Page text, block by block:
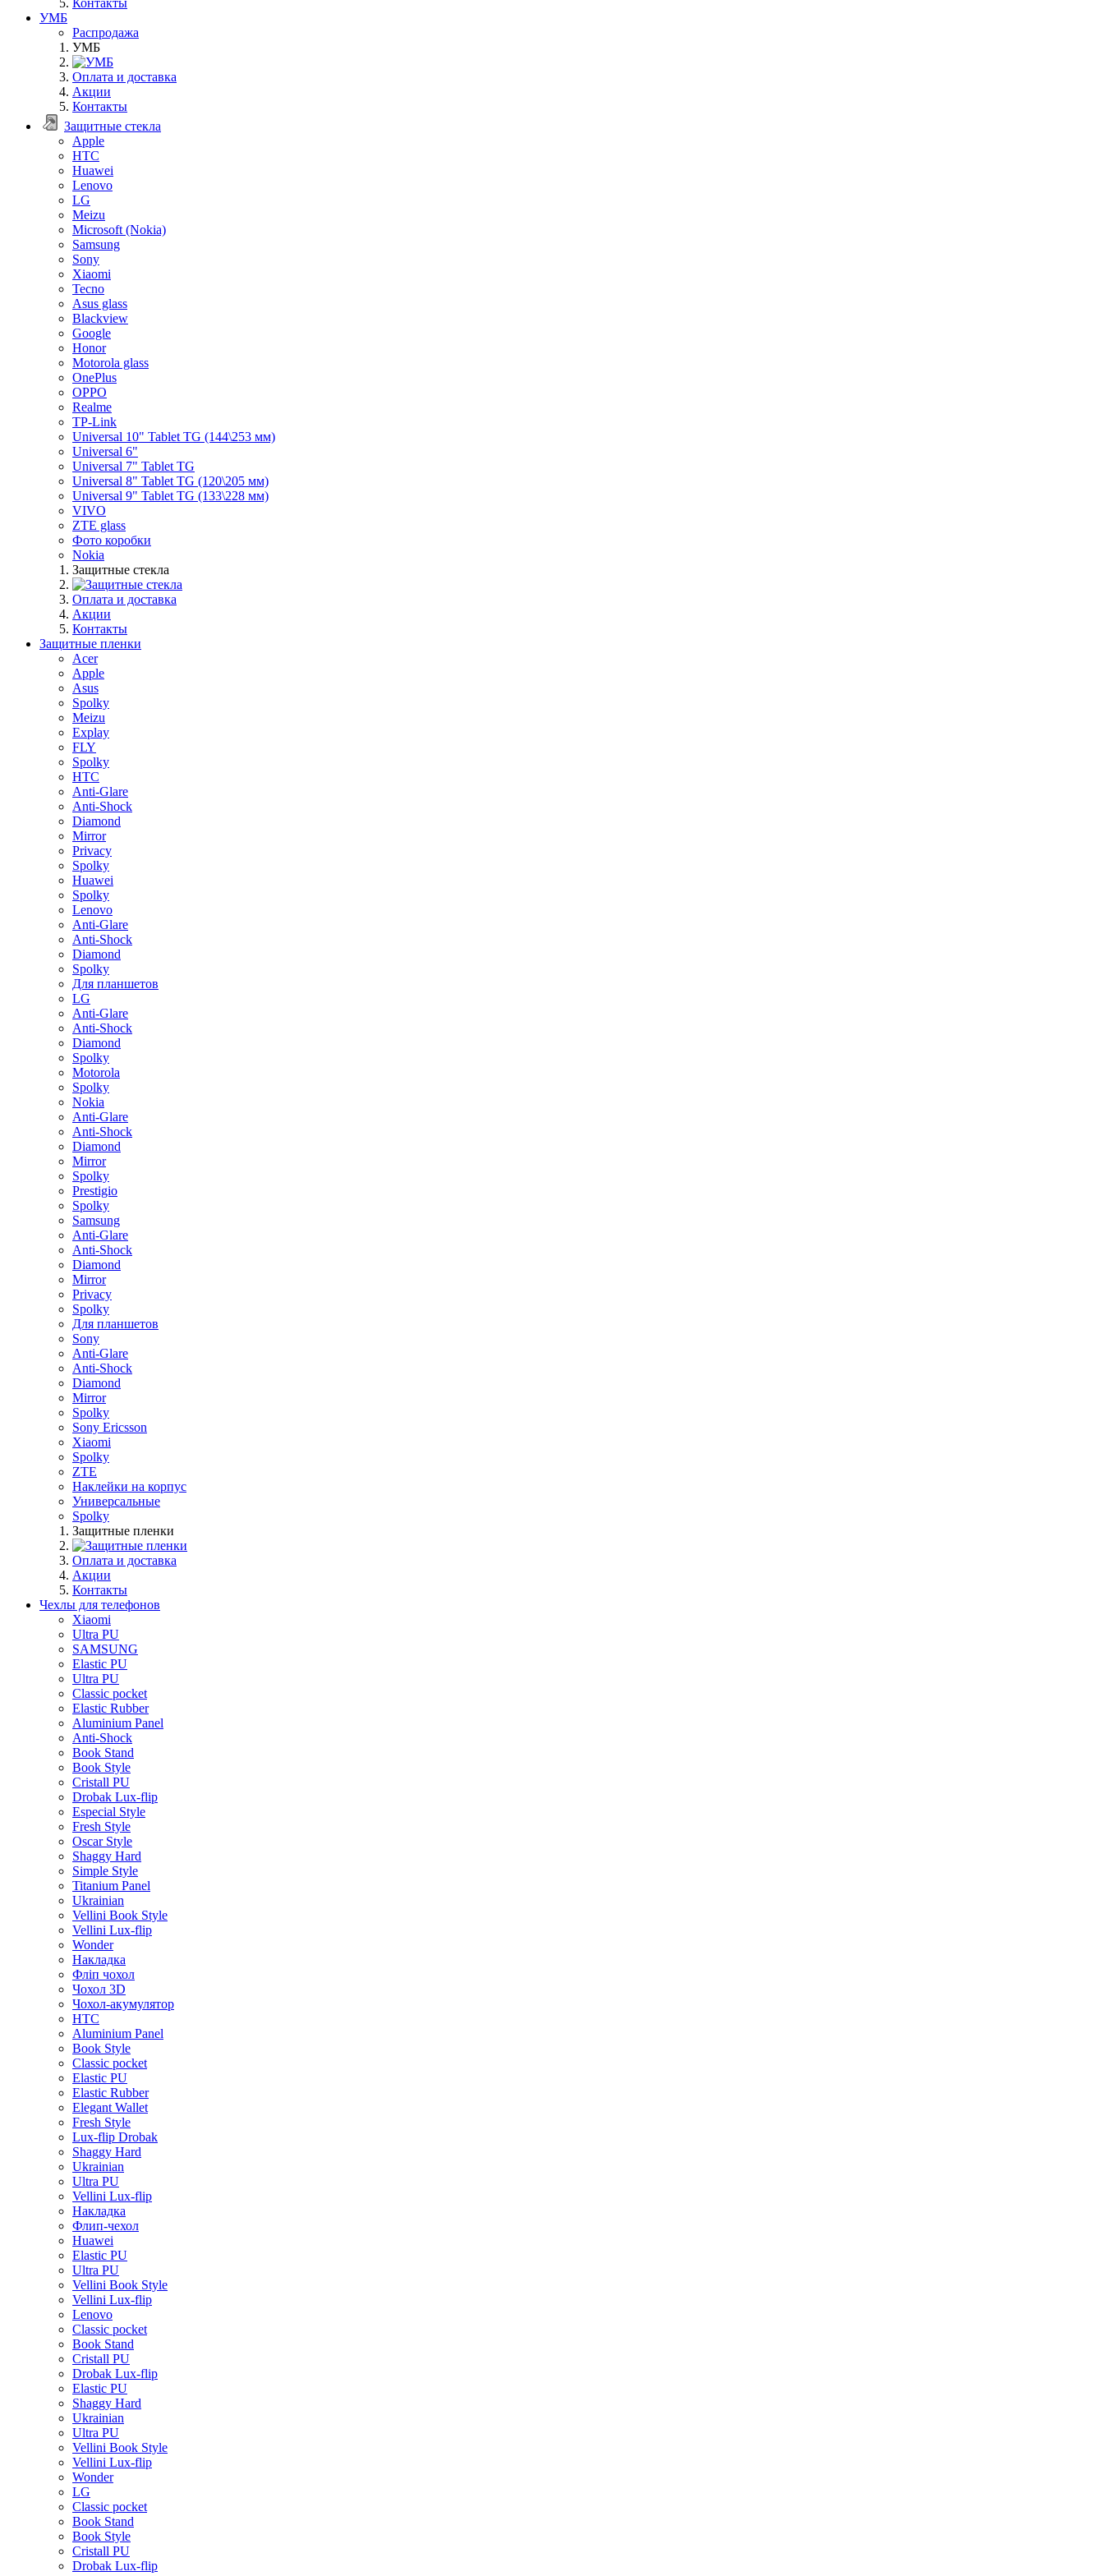
Контакты
УМБ
Распродажа
УМБ
Оплата и доставка
Акции
Контакты
Защитные стекла
Apple
HTC
Huawei
Lenovo
LG
Meizu
Microsoft (Nokia)
Samsung
Sony
Xiaomi
Tecno
Asus glass
Blackview
Google
Honor
Motorola glass
OnePlus
OPPO
Realme
TP-Link
Universal 10" Tablet TG (144\253 мм)
Universal 6"
Universal 7" Tablet TG
Universal 8" Tablet TG (120\205 мм)
Universal 9" Tablet TG (133\228 мм)
VIVO
ZTE glass
Фото коробки
Nokia
Защитные стекла
Оплата и доставка
Акции
Контакты
Защитные пленки
Acer
Apple
Asus
Spolky
Meizu
Explay
FLY
Spolky
HTC
Anti-Glare
Anti-Shock
Diamond
Mirror
Privacy
Spolky
Huawei
Spolky
Lenovo
Anti-Glare
Anti-Shock
Diamond
Spolky
Для планшетов
LG
Anti-Glare
Anti-Shock
Diamond
Spolky
Motorola
Spolky
Nokia
Anti-Glare
Anti-Shock
Diamond
Mirror
Spolky
Prestigio
Spolky
Samsung
Anti-Glare
Anti-Shock
Diamond
Mirror
Privacy
Spolky
Для планшетов
Sony
Anti-Glare
Anti-Shock
Diamond
Mirror
Spolky
Sony Ericsson
Xiaomi
Spolky
ZTE
Наклейки на корпус
Универсальные
Spolky
Защитные пленки
Оплата и доставка
Акции
Контакты
Чехлы для телефонов
Xiaomi
Ultra PU
SAMSUNG
Elastic PU
Ultra PU
Classic pocket
Elastic Rubber
Aluminium Panel
Anti-Shock
Book Stand
Book Style
Cristall PU
Drobak Lux-flip
Especial Style
Fresh Style
Oscar Style
Shaggy Hard
Simple Style
Titanium Panel
Ukrainian
Vellini Book Style
Vellini Lux-flip
Wonder
Накладка
Фліп чохол
Чохол 3D
Чохол-акумулятор
HTC
Aluminium Panel
Book Style
Classic pocket
Elastic PU
Elastic Rubber
Elegant Wallet
Fresh Style
Lux-flip Drobak
Shaggy Hard
Ukrainian
Ultra PU
Vellini Lux-flip
Накладка
Флип-чехол
Huawei
Elastic PU
Ultra PU
Vellini Book Style
Vellini Lux-flip
Lenovo
Classic pocket
Book Stand
Cristall PU
Drobak Lux-flip
Elastic PU
Shaggy Hard
Ukrainian
Ultra PU
Vellini Book Style
Vellini Lux-flip
Wonder
LG
Classic pocket
Book Stand
Book Style
Cristall PU
Drobak Lux-flip